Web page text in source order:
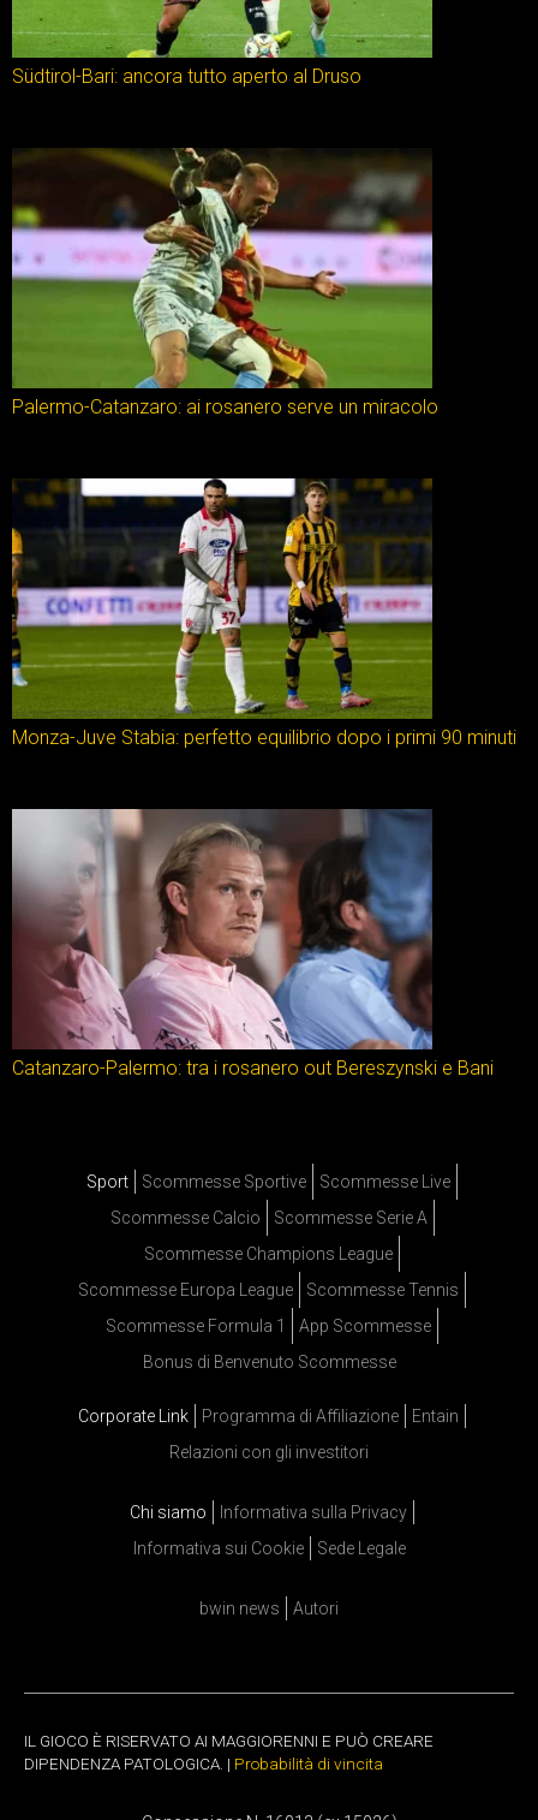
Südtirol-Bari: ancora tutto aperto al Druso
Palermo-Catanzaro: ai rosanero serve un miracolo
Monza-Juve Stabia: perfetto equilibrio dopo i primi 90 minuti
Catanzaro-Palermo: tra i rosanero out Bereszynski e Bani
Sport Scommesse Sportive
Scommesse Live
Scommesse Calcio
Scommesse Serie A
Scommesse Champions League
Scommesse Europa League
Scommesse Tennis
Scommesse Formula 1
App Scommesse
Bonus di Benvenuto Scommesse
Corporate Link Programma di Affiliazione
Entain
Relazioni con gli investitori
Chi siamo
Informativa sulla Privacy
Informativa sui Cookie
Sede Legale
bwin news Autori
IL GIOCO È RISERVATO AI MAGGIORENNI E PUÒ CREARE
DIPENDENZA PATOLOGICA. | Probabilità di vincita